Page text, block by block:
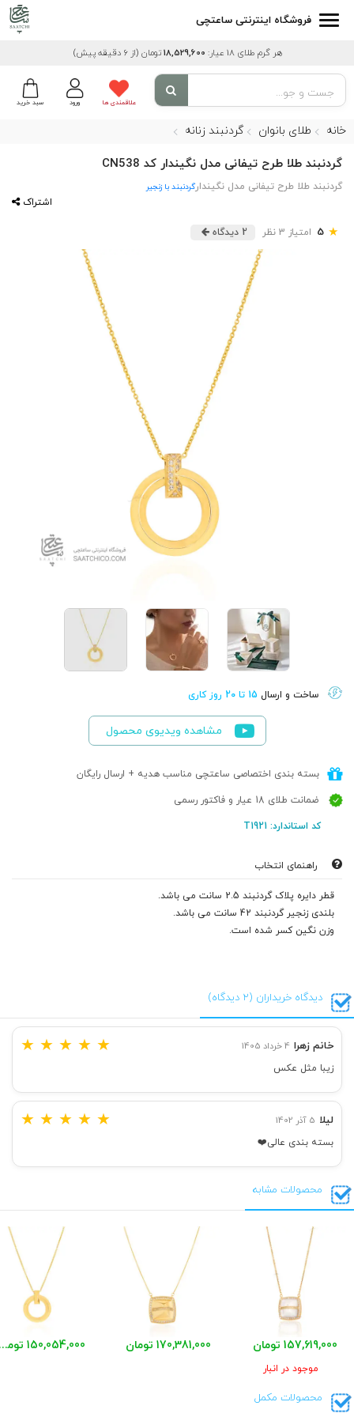
فروشگاه اینترنتی ساعتچی
هر گرم طلای 18 عیار: 18,529,600 تومان (از 6 دقیقه پیش)
سبد خرید ورود علاقمندی ها
خانه طلای بانوان گردنبند زنانه
گردنبند طلا طرح تیفانی مدل نگیندار کد CN538
گردنبند طلا طرح تیفانی مدل نگیندارگردنبند با زنجیر
اشتراک
★
5 امتیاز 3 نظر 2 دیدگاه
ساخت و ارسال 15 تا 20 روز کاری
مشاهده ویدیوی محصول
بسته بندی اختصاصی ساعتچی مناسب هدیه + ارسال رایگان
ضمانت طلای 18 عیار و فاکتور رسمی
کد استاندارد: T1921
راهنمای انتخاب
قطر دایره پلاک گردنبند 2.5 سانت می باشد.
بلندی زنجیر گردنبند 42 سانت می باشد.
وزن نگین کسر شده است.
دیدگاه خریداران (2 دیدگاه)
خانم زهرا 4 خرداد 1405 ★ ★ ★ ★ ★
زیبا مثل عکس
لیلا 5 آذر 1402 ★ ★ ★ ★ ★
بسته بندی عالی❤️
محصولات مشابه
157,619,000 تومان
موجود در انبار
170,381,000 تومان
محصولات مکمل